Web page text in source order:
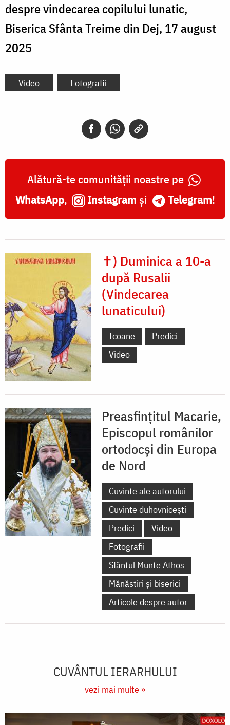
despre vindecarea copilului lunatic,
Biserica Sfânta Treime din Dej, 17 august
2025
Video Fotografii
Alătură-te comunității noastre pe
WhatsApp, Instagram și Telegram!
✝) Duminica a 10-a
după Rusalii
(Vindecarea
lunaticului)
Icoane
Predici
Video
Preasfințitul Macarie,
Episcopul românilor
ortodocși din Europa
de Nord
Cuvinte ale autorului
Cuvinte duhovnicești
Predici
Video
Fotografii
Sfântul Munte Athos
Mănăstiri și biserici
Articole despre autor
CUVÂNTUL IERARHULUI
vezi mai multe »